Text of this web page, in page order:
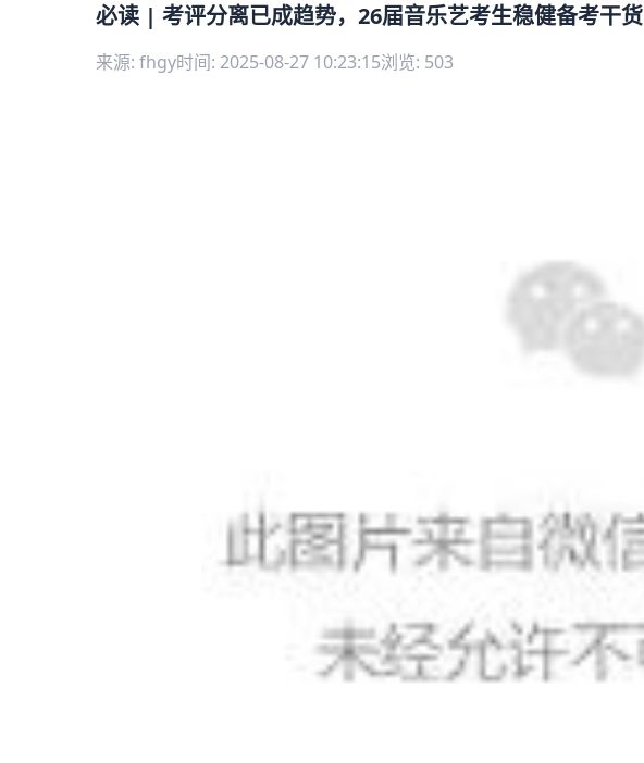
必读 | 考评分离已成趋势，26届音乐艺考生稳健备考干货
来源: fhgy时间: 2025-08-27 10:23:15浏览: 503